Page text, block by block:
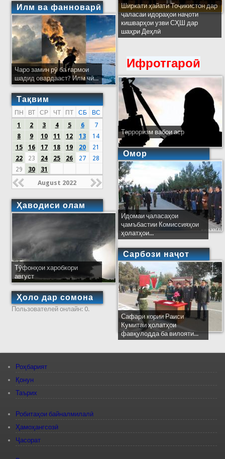
Илм ва фанноварӣ
Чаро замин рӯ ба гармои
шадид овардааст? Илм чӣ...
Тақвим
ПН ВТ СР ЧТ ПТ СБ
ВС
1
2 3 4 5 6
7
8
9 10 11 12 13
14
15
16 17 18 19 20
21
22
23 24 25 26 27
28
29
30 31
August 2022
Ҳаводиси олам
Тӯфонҳои харобкори
август
Ҳоло дар сомона
Пользователей онлайн: 0.
Ширкати ҳайати Тоҷикистон дар
ҷаласаи идораҳои наҷоти
кишварҳои узви СҲШ дар
шаҳри Деҳлӣ
Ифротгароӣ
Терроризм вабои аср
Омор
Идомаи ҷаласаҳои
ҷамъбастии Комиссияҳои
ҳолатҳои...
Сарбози наҷот
Сафари кории Раиси
Кумитаи ҳолатҳои
фавқулодда ба вилояти...
Роҳбарият
Қонун
Таърих
Робитаҳои байналмилалӣ
Ҳамоҳангсозӣ
Ҷасорат